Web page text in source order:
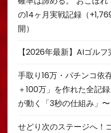
の14ヶ月実戦記録（
開）
【2026年最新】AIゴル
手取り16万・パチンコ依
＋100万」を作れた全記
が動く「3秒の仕組み」〜
せどり次のステージへ！